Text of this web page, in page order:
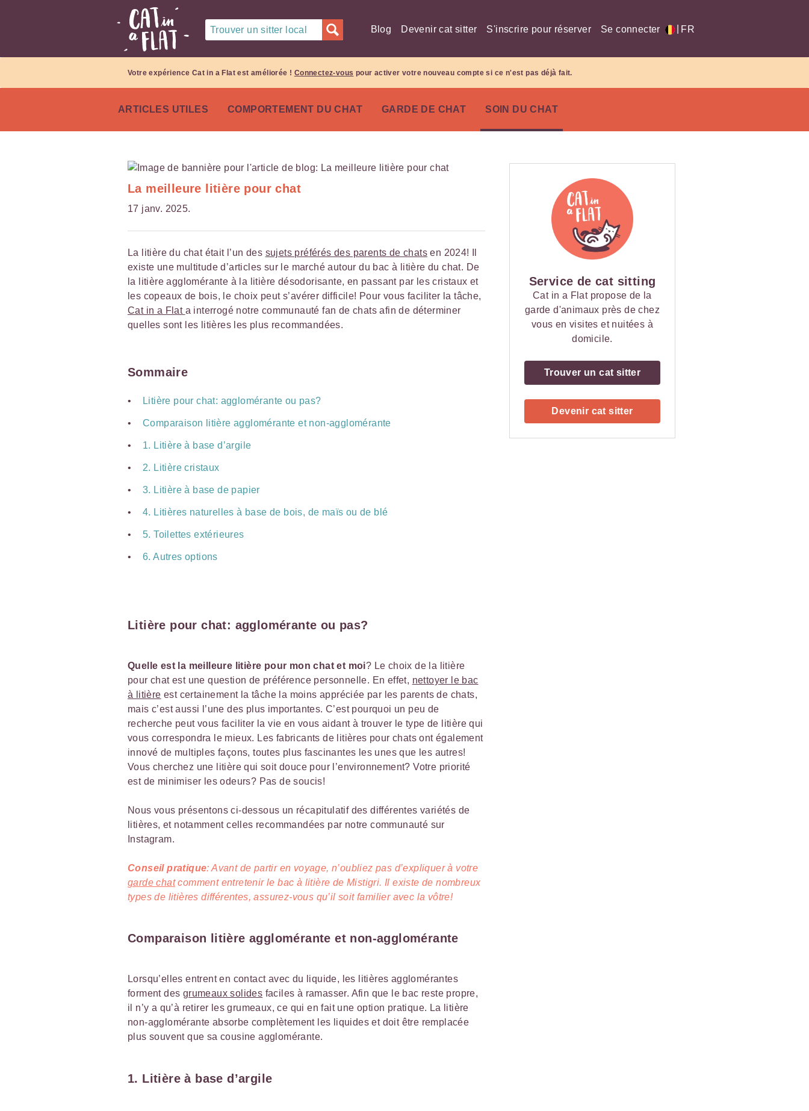
Trouver un sitter local Blog Devenir cat sitter S'inscrire pour réserver Se connecter FR
Votre expérience Cat in a Flat est améliorée ! Connectez-vous pour activer votre nouveau compte si ce n'est pas déjà fait.
ARTICLES UTILES COMPORTEMENT DU CHAT GARDE DE CHAT SOIN DU CHAT
La meilleure litière pour chat
17 janv. 2025.
La litière du chat était l’un des sujets préférés des parents de chats en 2024! Il
existe une multitude d’articles sur le marché autour du bac à litière du chat. De
la litière agglomérante à la litière désodorisante, en passant par les cristaux et
les copeaux de bois, le choix peut s’avérer difficile! Pour vous faciliter la tâche,
Cat in a Flat a interrogé notre communauté fan de chats afin de déterminer
quelles sont les litières les plus recommandées.
Sommaire
Litière pour chat: agglomérante ou pas?
Comparaison litière agglomérante et non-agglomérante
1. Litière à base d’argile
2. Litière cristaux
3. Litière à base de papier
4. Litières naturelles à base de bois, de maïs ou de blé
5. Toilettes extérieures
6. Autres options
Litière pour chat: agglomérante ou pas?
Quelle est la meilleure litière pour mon chat et moi? Le choix de la litière
pour chat est une question de préférence personnelle. En effet, nettoyer le bac
à litière est certainement la tâche la moins appréciée par les parents de chats,
mais c’est aussi l’une des plus importantes. C’est pourquoi un peu de
recherche peut vous faciliter la vie en vous aidant à trouver le type de litière qui
vous correspondra le mieux. Les fabricants de litières pour chats ont également
innové de multiples façons, toutes plus fascinantes les unes que les autres!
Vous cherchez une litière qui soit douce pour l’environnement? Votre priorité
est de minimiser les odeurs? Pas de soucis!
Nous vous présentons ci-dessous un récapitulatif des différentes variétés de
litières, et notamment celles recommandées par notre communauté sur
Instagram.
Conseil pratique: Avant de partir en voyage, n’oubliez pas d’expliquer à votre
garde chatcomment entretenir le bac à litière de Mistigri. Il existe de nombreux
types de litières différentes, assurez-vous qu’il soit familier avec la vôtre!
Comparaison litière agglomérante et non-agglomérante
Lorsqu’elles entrent en contact avec du liquide, les litières agglomérantes
forment des grumeaux solides faciles à ramasser. Afin que le bac reste propre,
il n’y a qu’à retirer les grumeaux, ce qui en fait une option pratique. La litière
non-agglomérante absorbe complètement les liquides et doit être remplacée
plus souvent que sa cousine agglomérante.
1. Litière à base d’argile
Service de cat sitting
Cat in a Flat propose de la
garde d'animaux près de chez
vous en visites et nuitées à
domicile.
Trouver un cat sitter
Devenir cat sitter